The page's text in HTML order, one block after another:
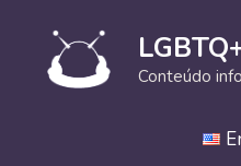
conteúdo
Conteúdo